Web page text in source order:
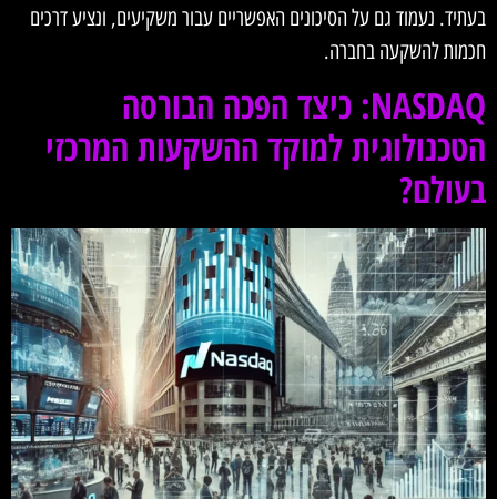
בעתיד. נעמוד גם על הסיכונים האפשריים עבור משקיעים, ונציע דרכים
חכמות להשקעה בחברה.
NASDAQ: כיצד הפכה הבורסה
הטכנולוגית למוקד ההשקעות המרכזי
בעולם?